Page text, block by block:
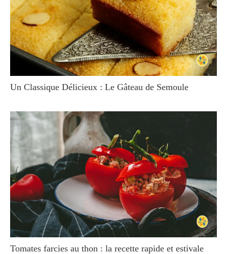
Un Classique Délicieux : Le Gâteau de Semoule
Tomates farcies au thon : la recette rapide et estivale